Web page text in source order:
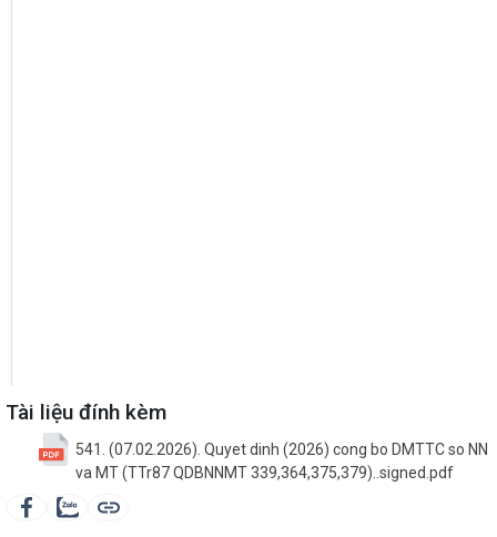
Tài liệu đính kèm
541. (07.02.2026). Quyet dinh (2026) cong bo DMTTC so NN
va MT (TTr87 QDBNNMT 339,364,375,379)..signed.pdf